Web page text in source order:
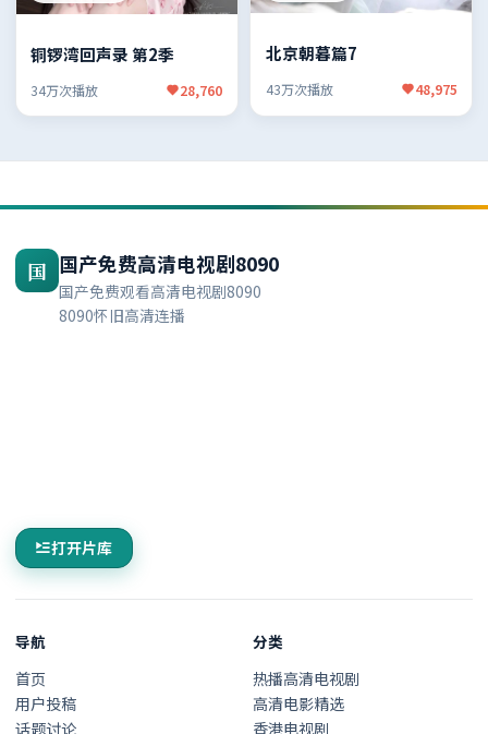
铜锣湾回声录 第2季
34万次播放 28,760
北京朝暮篇7
43万次播放 48,975
国 国产免费高清电视剧8090
国产免费观看高清电视剧8090
8090怀旧高清连播
打开片库
导航
首页
用户投稿
话题讨论
分类
热播高清电视剧
高清电影精选
香港电视剧